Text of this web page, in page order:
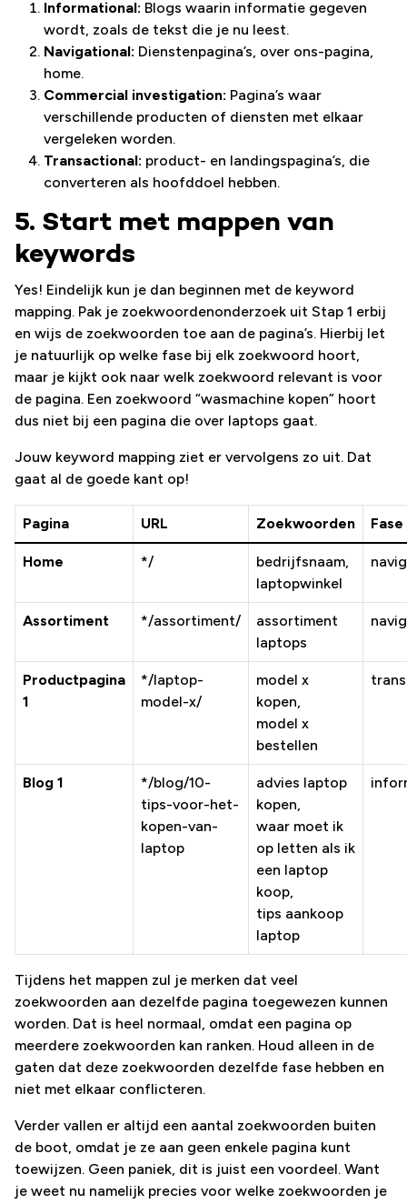
Informational: Blogs waarin informatie gegeven
wordt, zoals de tekst die je nu leest.
Navigational: Dienstenpagina’s, over ons-pagina,
home.
Commercial investigation: Pagina’s waar
verschillende producten of diensten met elkaar
vergeleken worden.
Transactional: product- en landingspagina’s, die
converteren als hoofddoel hebben.
5. Start met mappen van
keywords
Yes! Eindelijk kun je dan beginnen met de keyword
mapping. Pak je zoekwoordenonderzoek uit Stap 1 erbij
en wijs de zoekwoorden toe aan de pagina’s. Hierbij let
je natuurlijk op welke fase bij elk zoekwoord hoort,
maar je kijkt ook naar welk zoekwoord relevant is voor
de pagina. Een zoekwoord “wasmachine kopen” hoort
dus niet bij een pagina die over laptops gaat.
Jouw keyword mapping ziet er vervolgens zo uit. Dat
gaat al de goede kant op!
Pagina URL Zoekwoorden Fase
Home */
bedrijfsnaam,
laptopwinkel
Assortiment */assortiment/
assortiment
laptops
Productpagina
1
*/laptop-
model-x/
model x
kopen,
model x
bestellen
Blog 1
*/blog/10-
tips-voor-het-
kopen-van-
laptop
advies laptop
kopen,
waar moet ik
op letten als ik
een laptop
koop,
tips aankoop
laptop
Tijdens het mappen zul je merken dat veel
zoekwoorden aan dezelfde pagina toegewezen kunnen
worden. Dat is heel normaal, omdat een pagina op
meerdere zoekwoorden kan ranken. Houd alleen in de
gaten dat deze zoekwoorden dezelfde fase hebben en
niet met elkaar conflicteren.
Verder vallen er altijd een aantal zoekwoorden buiten
de boot, omdat je ze aan geen enkele pagina kunt
toewijzen. Geen paniek, dit is juist een voordeel. Want
je weet nu namelijk precies voor welke zoekwoorden je